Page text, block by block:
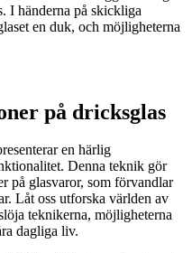
I händerna på skickliga
en duk, och möjligheterna
på dricksglas
en härlig
Denna teknik gör
på glasvaror, som förvandlar
Låt oss utforska världen av
teknikerna, möjligheterna
dagliga liv.